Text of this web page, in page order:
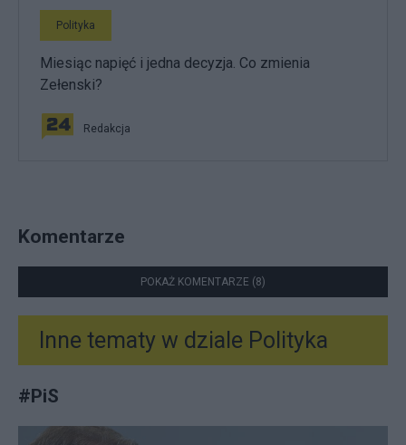
Polityka
Miesiąc napięć i jedna decyzja. Co zmienia
Zełenski?
Redakcja
Komentarze
POKAŻ KOMENTARZE (8)
Inne tematy w dziale Polityka
#PiS